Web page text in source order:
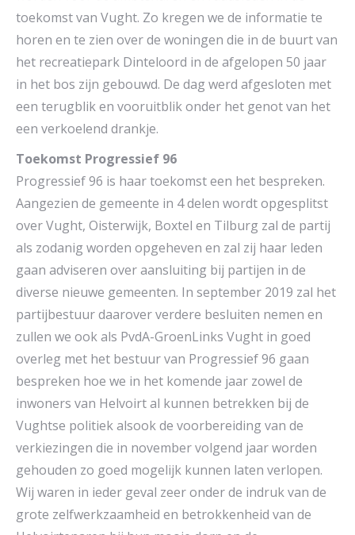
toekomst van Vught. Zo kregen we de informatie te
horen en te zien over de woningen die in de buurt van
het recreatiepark Dinteloord in de afgelopen 50 jaar
in het bos zijn gebouwd. De dag werd afgesloten met
een terugblik en vooruitblik onder het genot van het
een verkoelend drankje.
Toekomst Progressief 96
Progressief 96 is haar toekomst een het bespreken.
Aangezien de gemeente in 4 delen wordt opgesplitst
over Vught, Oisterwijk, Boxtel en Tilburg zal de partij
als zodanig worden opgeheven en zal zij haar leden
gaan adviseren over aansluiting bij partijen in de
diverse nieuwe gemeenten. In september 2019 zal het
partijbestuur daarover verdere besluiten nemen en
zullen we ook als PvdA-GroenLinks Vught in goed
overleg met het bestuur van Progressief 96 gaan
bespreken hoe we in het komende jaar zowel de
inwoners van Helvoirt al kunnen betrekken bij de
Vughtse politiek alsook de voorbereiding van de
verkiezingen die in november volgend jaar worden
gehouden zo goed mogelijk kunnen laten verlopen.
Wij waren in ieder geval zeer onder de indruk van de
grote zelfwerkzaamheid en betrokkenheid van de